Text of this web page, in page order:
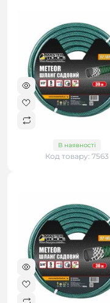
В наявності
Код товару: 7563